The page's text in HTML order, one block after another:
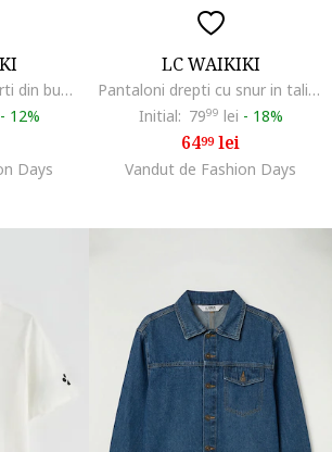
Set de pantaloni scurti din bumbac cu imprimeu grafic discret - 2 piese, Albastru royal/Albastru petrol
- 12%
Days
LC WAIKIKI
Pantaloni drepti cu snur in talie, Bej
Initial: 7999 lei - 18%
6499lei
Vandut de Fashion Days